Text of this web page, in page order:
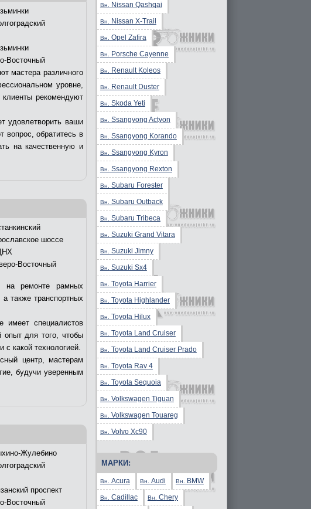
Восточный
мастера различного
уровне,
рекомендуют
удовлетворить ваши
вопрос, обратитесь в
на качественную и
шоссе
Восточный
на ремонте рамных
также транспортных
имеет специалистов
опыт для того, чтобы
с какой технологией.
центр, мастерам
будучи уверенным
Жулебино
проспект
Восточный
Вн. Nissan Qashqai
Вн. Nissan X-Trail
Вн. Opel Zafira
Вн. Porsche Cayenne
Вн. Renault Koleos
Вн. Renault Duster
Вн. Skoda Yeti
Вн. Ssangyong Actyon
Вн. Ssangyong Korando
Вн. Ssangyong Kyron
Вн. Ssangyong Rexton
Вн. Subaru Forester
Вн. Subaru Outback
Вн. Subaru Tribeca
Вн. Suzuki Grand Vitara
Вн. Suzuki Jimny
Вн. Suzuki Sx4
Вн. Toyota Harrier
Вн. Toyota Highlander
Вн. Toyota Hilux
Вн. Toyota Land Cruiser
Вн. Toyota Land Cruiser Prado
Вн. Toyota Rav 4
Вн. Toyota Sequoia
Вн. Volkswagen Tiguan
Вн. Volkswagen Touareg
Вн. Volvo Xc90
МАРКИ:
Вн. Acura Вн. Audi Вн. BMW
Вн. Cadillac Вн. Chery